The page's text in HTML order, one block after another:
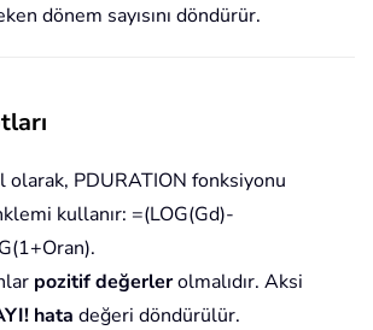
dönem sayısını döndürür.
olarak, PDURATION fonksiyonu
kullanır: =(LOG(Gd)-
pozitif değerlerolmalıdır. Aksi
hata değeri döndürülür.